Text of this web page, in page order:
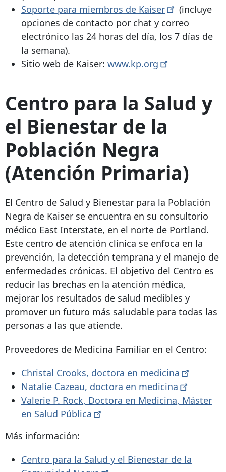
Soporte para miembros de Kaiser
(incluye
opciones de contacto por chat y correo
electrónico las 24 horas del día, los 7 días de
la semana).
Sitio web de Kaiser: www.kp.org
Centro para la Salud y
el Bienestar de la
Población Negra
(Atención Primaria)
El Centro de Salud y Bienestar para la Población
Negra de Kaiser se encuentra en su consultorio
médico East Interstate, en el norte de Portland.
Este centro de atención clínica se enfoca en la
prevención, la detección temprana y el manejo de
enfermedades crónicas. El objetivo del Centro es
reducir las brechas en la atención médica,
mejorar los resultados de salud medibles y
promover un futuro más saludable para todas las
personas a las que atiende.
Proveedores de Medicina Familiar en el Centro:
Christal Crooks, doctora en medicina
Natalie Cazeau, doctora en medicina
Valerie P. Rock, Doctora en Medicina, Máster
en Salud Pública
Más información:
Centro para la Salud y el Bienestar de la